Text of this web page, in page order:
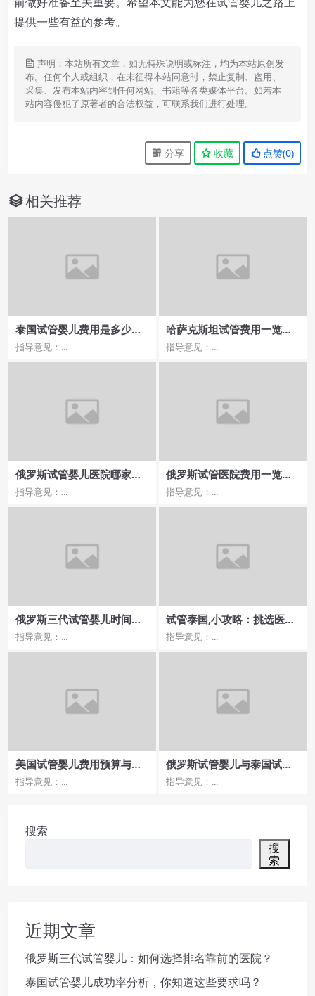
提供一些有益的参考。
声明：本站所有文章，如无特殊说明或标注，均为本站原创发
布。任何个人或组织，在未征得本站同意时，禁止复制、盗用、
采集、发布本站内容到任何网站、书籍等各类媒体平台。如若本
站内容侵犯了原著者的合法权益，可联系我们进行处理。
分享 收藏 点赞(0)
相关推荐
泰国试管婴儿费用是多少，
如何合理规划试管预算？
指导意见：...
哈萨克斯坦试管费用一览费
用构成及支付方式
指导意见：...
俄罗斯试管婴儿医院哪家成
功率最高？流程及时间说明
指导意见：...
俄罗斯试管医院费用一览，
哪家医院成功率最高？
指导意见：...
俄罗斯三代试管婴儿时间长
短对医院选择影响
指导意见：...
试管泰国,小攻略：挑选医院
时要考虑哪些？
指导意见：...
美国试管婴儿费用预算与医
院选择技巧
指导意见：...
俄罗斯试管婴儿与泰国试管
哪家医院更优秀？
指导意见：...
搜索
搜
索
近期文章
俄罗斯三代试管婴儿：如何选择排名靠前的医院？
泰国试管婴儿成功率分析，你知道这些要求吗？